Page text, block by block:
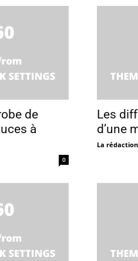
de
à
0
Les
d’une
La rédaction